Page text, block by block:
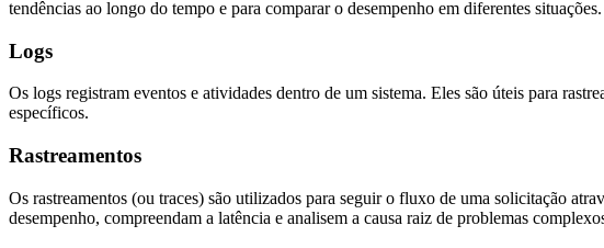
tendências ao longo do tempo e para comparar o desempenho em diferentes situações.
Logs
Os logs registram eventos e atividades dentro de um sistema. Eles são úteis para
específicos.
Rastreamentos
Os rastreamentos (ou traces) são utilizados para seguir o fluxo de uma solicitação
desempenho, compreendam a latência e analisem a causa raiz de problemas